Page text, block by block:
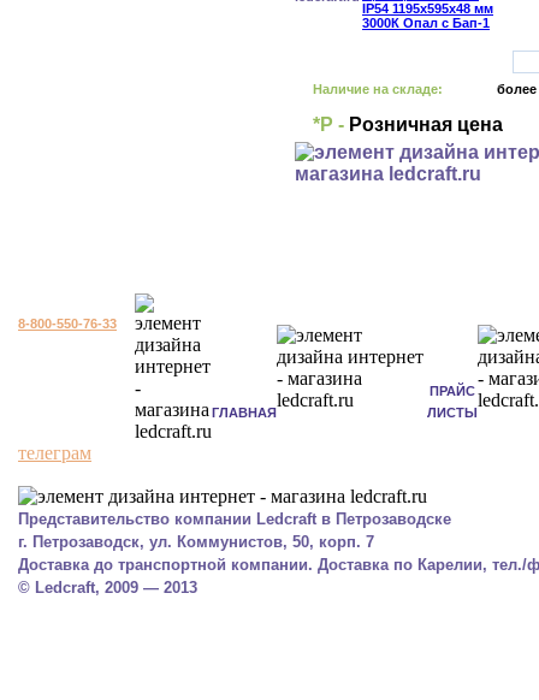
Наличие на складе: более
*Р - Розничная цена
8-800-550-76-33
ГЛАВНАЯ
ПРАЙС
ЛИСТЫ
телеграм
Представительство компании Ledcraft в Петрозаводске
г. Петрозаводск, ул. Коммунистов, 50, корп. 7
Доставка до транспортной компании. Доставка по Карелии, тел./
© Ledcraft, 2009 — 2013